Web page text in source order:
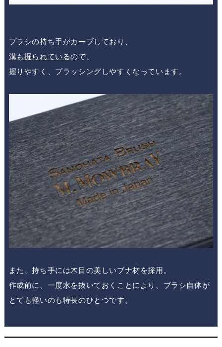
ブラシの持ち手がカーブしており、
溝も掘られているので、
握りやすく、ブラッシングしやすくなっています。
また、持ち手には木目の美しいブナ材を採用。
作成前に、 一度水を抜いておくことにより、ブラシ自体が
とても軽いのも特長のひとつです。